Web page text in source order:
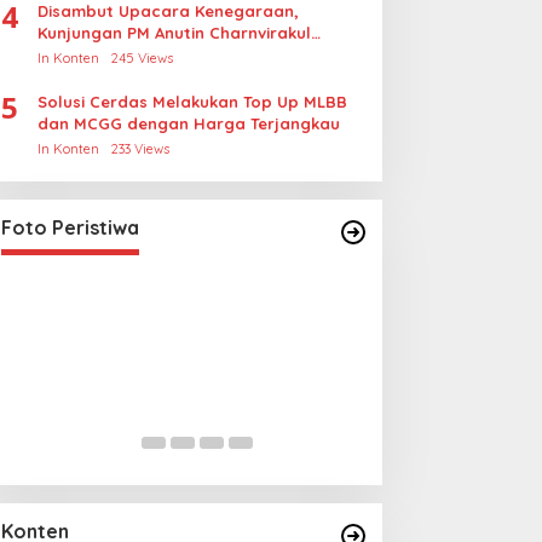
4
Disambut Upacara Kenegaraan,
Kunjungan PM Anutin Charnvirakul
Perkuat Hubungan Indonesia-Thailand
In Konten 245 Views
5
Solusi Cerdas Melakukan Top Up MLBB
dan MCGG dengan Harga Terjangkau
In Konten 233 Views
Foto Peristiwa
Konten